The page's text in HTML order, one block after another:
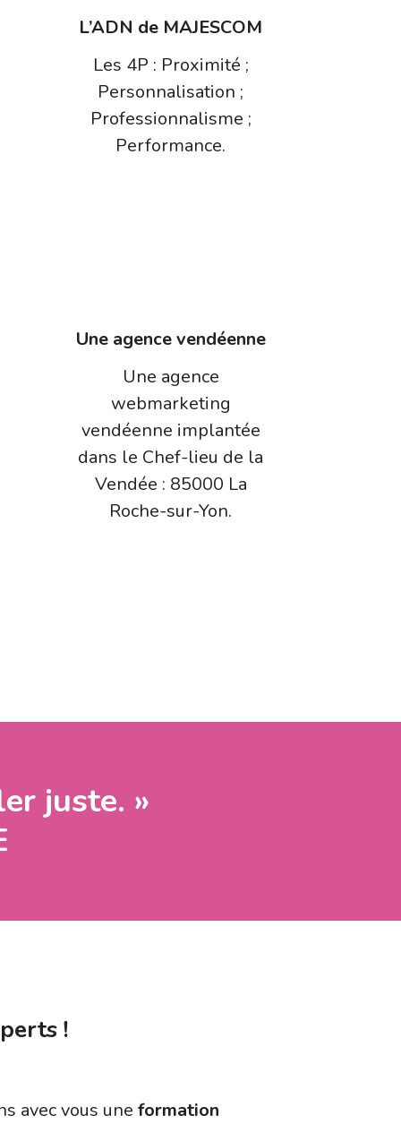
L’ADN de MAJESCOM
Les 4P : Proximité ;
Personnalisation ;
Professionnalisme ;
Performance.
Une agence vendéenne
Une agence
webmarketing
vendéenne implantée
dans le Chef-lieu de la
Vendée : 85000 La
Roche-sur-Yon.
juste. »
!
avec vous une formation